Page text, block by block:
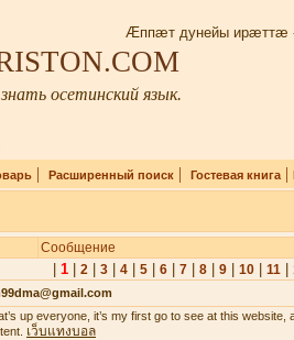
Æппæт дунейы ирæттæ -
осетинский язык.
| Расширенный поиск| Гостевая книга|
Сообщение
1| 2| 3| 4| 5| 6| 7| 8| 9| 10| 11|
up everyone, it’s my first go to see at this
เว็บแทงบอล